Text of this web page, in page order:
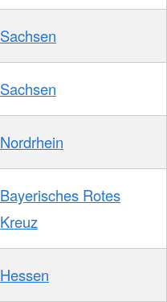
Sachsen
Sachsen
Nordrhein
Bayerisches Rotes
Kreuz
Hessen